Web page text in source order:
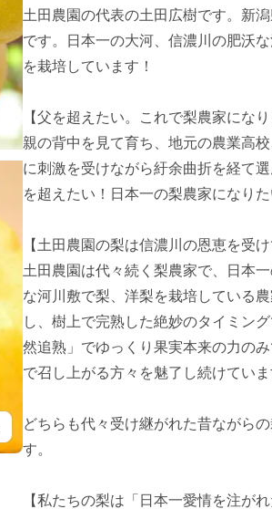
土田農園の代表の土田広樹です。新
です。日本一の大河、信濃川の肥沃
を栽培しています！
【父を超えたい。これで梨農家になり
親の背中を見て育ち、地元の農業高
に刺激を受けながら紆余曲折を経て
を超えたい！日本一の梨農家になり
【土田農園の梨は信濃川の恩恵を受
土田農園は代々続く梨農家で、日本
な河川敷で梨、洋梨を栽培している
し、樹上で完熟した絶妙のタイミン
然追熟」でゆっくり果実本来の力の
で召し上がる方々を魅了し続けていま
どちらも代々受け継がれた昔ながら
す。
【私たちの梨は「日本一愛情を注がれ